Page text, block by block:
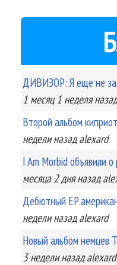
ДИВИЗОР: Я еще не
1 месяц 1 неделяназад
Второй альбом
неделиназад alexard
I Am Morbid объявили
месяца 2 дняназад
Дебютный EP
неделиназад alexard
Новый альбом немцев
3 неделиназад alexard